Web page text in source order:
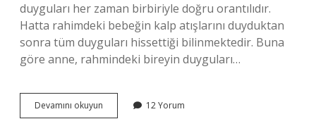
duyguları her zaman birbiriyle doğru orantılıdır.
Hatta rahimdeki bebeğin kalp atışlarını duyduktan
sonra tüm duyguları hissettiği bilinmektedir. Buna
göre anne, rahmindeki bireyin duyguları…
Devamını okuyun
Bebek
12 Yorum